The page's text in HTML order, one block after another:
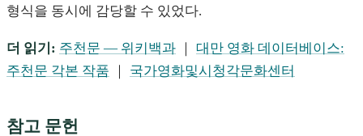
형식을 동시에 감당할 수 있었다.
더 읽기: 주천문 — 위키백과 ｜ 대만 영화 데이터베이스:
주천문 각본 작품 ｜ 국가영화및시청각문화센터
참고 문헌